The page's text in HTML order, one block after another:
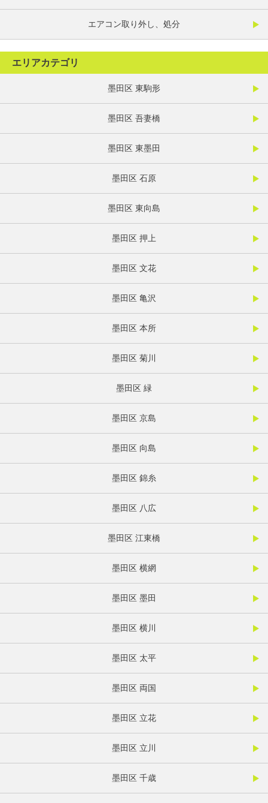
エアコン取り外し、処分
エリアカテゴリ
墨田区 東駒形
墨田区 吾妻橋
墨田区 東墨田
墨田区 石原
墨田区 東向島
墨田区 押上
墨田区 文花
墨田区 亀沢
墨田区 本所
墨田区 菊川
墨田区 緑
墨田区 京島
墨田区 向島
墨田区 錦糸
墨田区 八広
墨田区 江東橋
墨田区 横網
墨田区 墨田
墨田区 横川
墨田区 太平
墨田区 両国
墨田区 立花
墨田区 立川
墨田区 千歳